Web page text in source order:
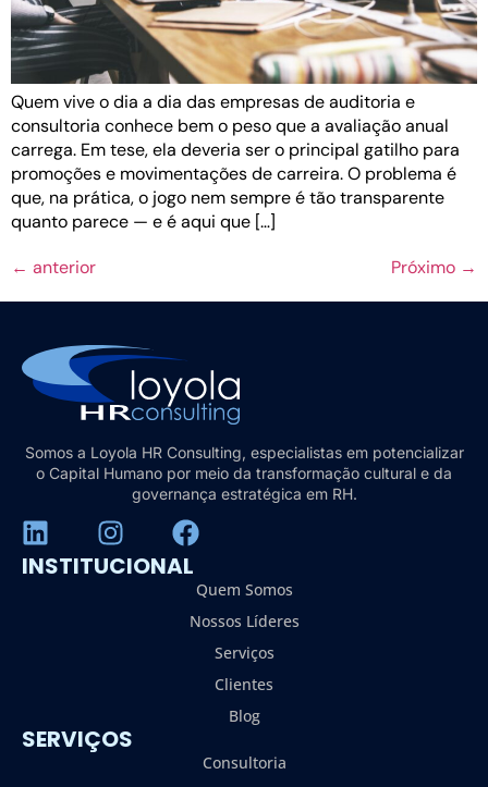
Quem vive o dia a dia das empresas de auditoria e
consultoria conhece bem o peso que a avaliação anual
carrega. Em tese, ela deveria ser o principal gatilho para
promoções e movimentações de carreira. O problema é
que, na prática, o jogo nem sempre é tão transparente
quanto parece — e é aqui que […]
← anterior Próximo →
Somos a Loyola HR Consulting, especialistas em potencializar
o Capital Humano por meio da transformação cultural e da
governança estratégica em RH.
INSTITUCIONAL
Quem Somos
Nossos Líderes
Serviços
Clientes
Blog
SERVIÇOS
Consultoria